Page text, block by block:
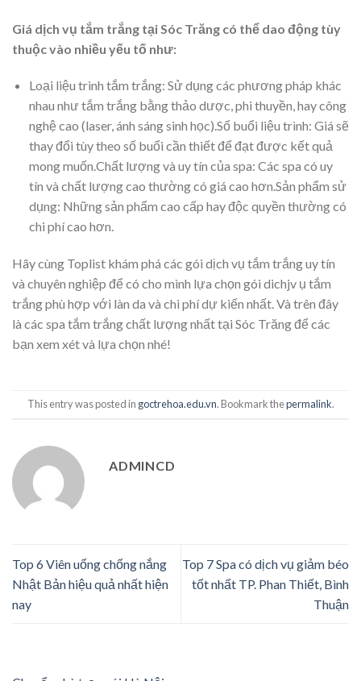
Giá dịch vụ tắm trắng tại Sóc Trăng có thể dao động tùy
thuộc vào nhiều yếu tố như:
Loại liệu trình tắm trắng: Sử dụng các phương pháp khác
nhau như tắm trắng bằng thảo dược, phi thuyền, hay công
nghệ cao (laser, ánh sáng sinh học).Số buổi liệu trình: Giá sẽ
thay đổi tùy theo số buổi cần thiết để đạt được kết quả
mong muốn.Chất lượng và uy tín của spa: Các spa có uy
tín và chất lượng cao thường có giá cao hơn.Sản phẩm sử
dụng: Những sản phẩm cao cấp hay độc quyền thường có
chi phí cao hơn.
Hãy cùng Toplist khám phá các gói dịch vụ tắm trắng uy tín
và chuyên nghiệp để có cho mình lựa chọn gói dichjv ụ tắm
trắng phù hợp với làn da và chi phí dự kiến nhất. Và trên đây
là các spa tắm trắng chất lượng nhất tại Sóc Trăng để các
bạn xem xét và lựa chọn nhé!
This entry was posted in goctrehoa.edu.vn. Bookmark thepermalink.
ADMINCD
Top 6 Viên uống chống nắng
Nhật Bản hiệu quả nhất hiện
nay
Top 7 Spa có dịch vụ giảm béo
tốt nhất TP. Phan Thiết, Bình
Thuận